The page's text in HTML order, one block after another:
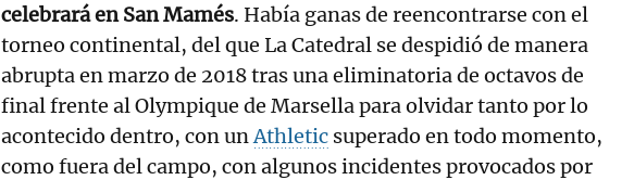
celebrará en San Mamés. Había ganas de reencontrarse con el
torneo continental, del que La Catedral se despidió de manera
abrupta en marzo de 2018 tras una eliminatoria de octavos de
final frente al Olympique de Marsella para olvidar tanto por lo
acontecido dentro, con unAthletic superado en todo momento,
como fuera del campo, con algunos incidentes provocados por